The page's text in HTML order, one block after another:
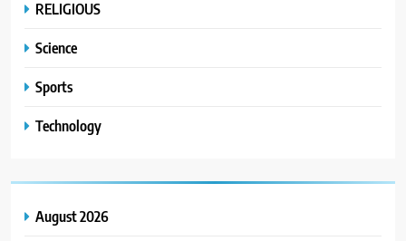
RELIGIOUS
Science
Sports
Technology
August 2026